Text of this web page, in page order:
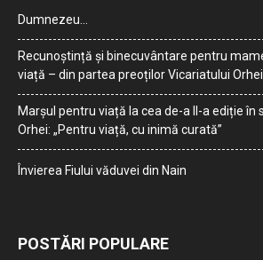
Dumnezeu…
Recunoștință și binecuvântare pentru
viață – din partea preoților Vicariatului Orhei
Marșul pentru viață la cea de-a II-a ediție în
Orhei: „Pentru viață, cu inimă curată”
Învierea Fiului văduvei din Nain
POSTĂRI POPULARE